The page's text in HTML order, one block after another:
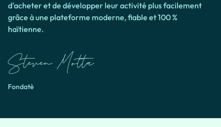
d'acheter et de développer leur activité plus facilement
grâce à une plateforme moderne, fiable et 100 %
haïtienne.
Fondatè